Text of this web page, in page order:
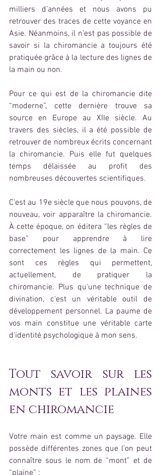
milliers d’années et nous avons pu
retrouver des traces de cette voyance en
Asie. Néanmoins, il n’est pas possible de
savoir si la chiromancie a toujours été
pratiquée grâce à la lecture des lignes de
la main ou non.
Pour ce qui est de la chiromancie dite
“moderne”, cette dernière trouve sa
source en Europe au XIIe siècle. Au
travers des siècles, il a été possible de
retrouver de nombreux écrits concernant
la chiromancie. Puis elle fut quelques
temps délaissée au profit des
nombreuses découvertes scientifiques.
C’est au 19e siècle que nous pouvons, de
nouveau, voir apparaître la chiromancie.
À cette époque, on éditera “les règles de
base” pour apprendre à lire
correctement les lignes de la main. Ce
sont ces règles qui permettent,
actuellement, de pratiquer la
chiromancie. Plus qu'une technique de
divination, c'est un véritable outil de
développement personnel. La paume de
vos main constitue une véritable carte
d'identité psychologique à mon sens.
Tout savoir sur les
monts et les plaines
en chiromancie
Votre main est comme un paysage. Elle
possède différentes zones que l’on peut
connaître sous le nom de “mont” et de
“plaine” :